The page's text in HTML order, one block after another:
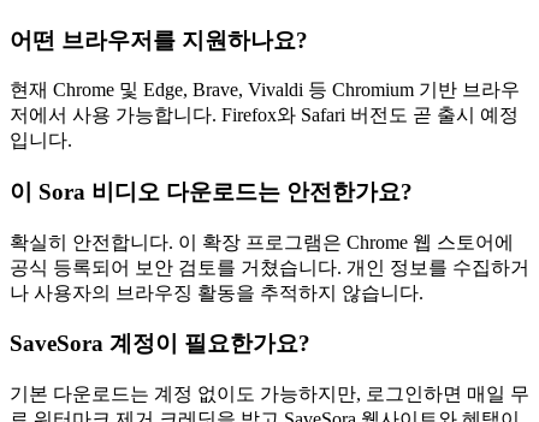
어떤 브라우저를 지원하나요?
현재 Chrome 및 Edge, Brave, Vivaldi 등 Chromium 기반 브라우
저에서 사용 가능합니다. Firefox와 Safari 버전도 곧 출시 예정
입니다.
이 Sora 비디오 다운로드는 안전한가요?
확실히 안전합니다. 이 확장 프로그램은 Chrome 웹 스토어에
공식 등록되어 보안 검토를 거쳤습니다. 개인 정보를 수집하거
나 사용자의 브라우징 활동을 추적하지 않습니다.
SaveSora 계정이 필요한가요?
기본 다운로드는 계정 없이도 가능하지만, 로그인하면 매일 무